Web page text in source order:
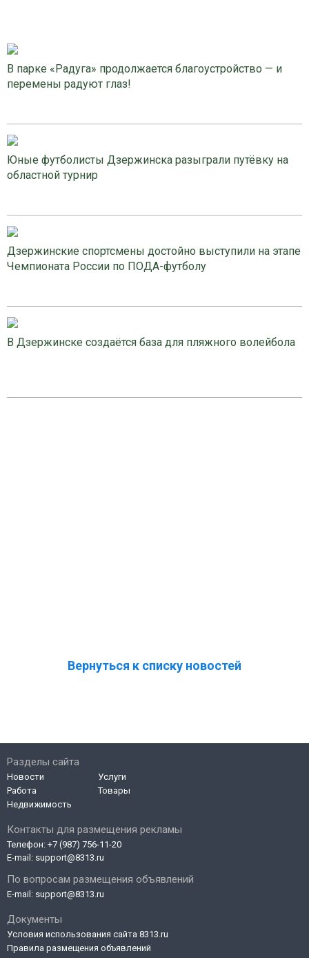
В парке «Радуга» продолжается благоустройство — и
перемены радуют глаз!
Юные футболисты Дзержинска разыграли путёвку на
областной турнир
Дзержинские спортсмены достойно выступили на этапе
Чемпионата России по ПОДА-футболу
В Дзержинске создаётся база для пляжного волейбола
Вернуться к списку новостей
Контакты для размещения рекламы
Телефон: +7 (987) 756-11-20
E-mail: support@8313.ru
По вопросам размещения объявлений
E-mail: support@8313.ru
Документы
Условия использования сайта 8313.ru
Правила размещения объявлений
Разделы сайта
Новости
Работа
Недвижимость
Услуги
Товары